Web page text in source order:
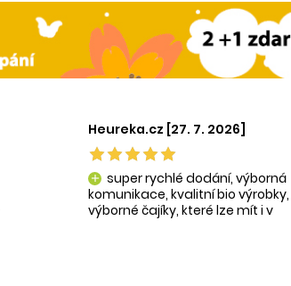
Heureka.cz [27. 7. 2026]
add super rychlé dodání, výborná
komunikace, kvalitní bio výrobky,
výborné čajíky, které lze mít i v